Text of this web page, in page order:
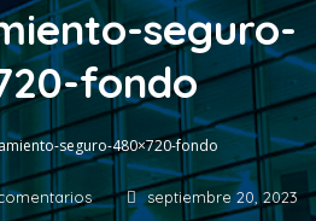
seguro-
fondo
seguro-480×720-fondo
septiembre 20, 2023